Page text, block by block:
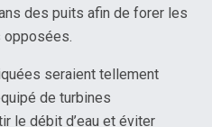
des puits afin de forer les
opposées.
seraient tellement
de turbines
le débit d’eau et éviter